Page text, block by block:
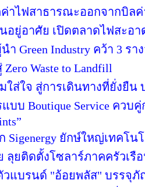
ค่าไฟสาธารณะออกจากบิล
อยู่อาศัย เปิดตลาดไฟสะอา
ำ Green Industry คว้า 3 ร
Waste to Landfill
ใส่ใจ สู่การเดินทางที่ยั่งยืน
บบ Boutique Service คว
Sigenergy ยักษ์ใหญ่เทคโ
ยติดตั้งโซลาร์ภาคครัวเรือ
วแบรนด์ "อ้อยพลัส" บรรจุ